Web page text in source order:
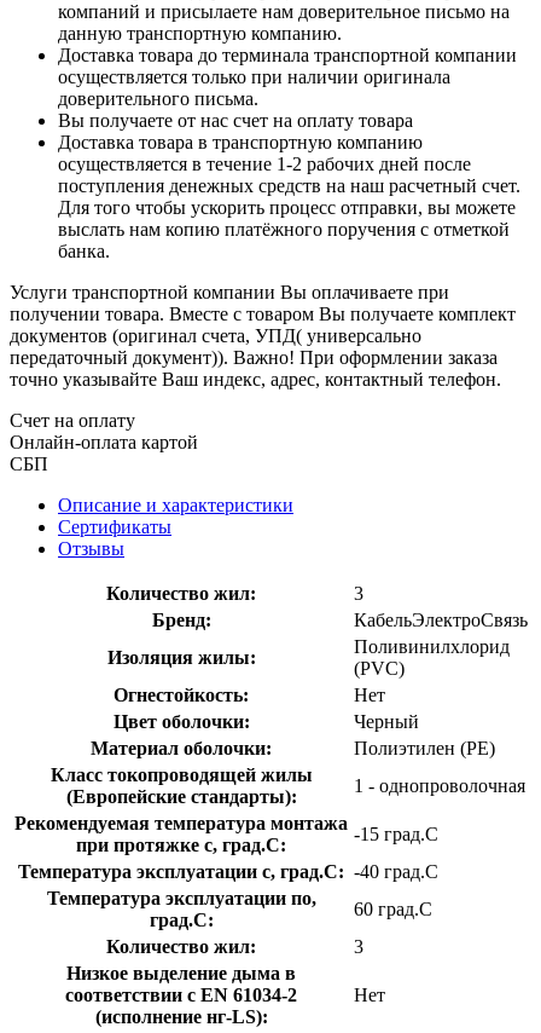
компаний и присылаете нам доверительное письмо на
данную транспортную компанию.
Доставка товара до терминала транспортной компании
осуществляется только при наличии оригинала
доверительного письма.
Вы получаете от нас счет на оплату товара
Доставка товара в транспортную компанию
осуществляется в течение 1-2 рабочих дней после
поступления денежных средств на наш расчетный счет.
Для того чтобы ускорить процесс отправки, вы можете
выслать нам копию платёжного поручения с отметкой
банка.
Услуги транспортной компании Вы оплачиваете при
получении товара. Вместе с товаром Вы получаете комплект
документов (оригинал счета, УПД( универсально
передаточный документ)). Важно! При оформлении заказа
точно указывайте Ваш индекс, адрес, контактный телефон.
Счет на оплату
Онлайн-оплата картой
СБП
Описание и характеристики
Сертификаты
Отзывы
Количество жил:
3
Бренд:
КабельЭлектроСвязь
Изоляция жилы:
Поливинилхлорид
(PVC)
Огнестойкость:
Нет
Цвет оболочки:
Черный
Материал оболочки:
Полиэтилен (PE)
Класс токопроводящей жилы
(Европейские стандарты):
1 - однопроволочная
Рекомендуемая температура монтажа
при протяжке с, град.C:
-15 град.C
Температура эксплуатации с, град.C: -40 град.C
Температура эксплуатации по,
град.C:
60 град.C
Количество жил:
3
Низкое выделение дыма в
соответствии с EN 61034-2
(исполнение нг-LS):
Нет